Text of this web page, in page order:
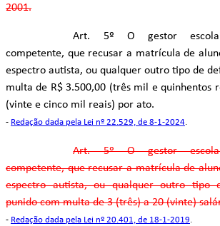
2001.
Art. 5º O gestor
competente, que recusar a matrícula de
espectro autista, ou qualquer outro tipo de
multa de R$ 3.500,00 (três mil e quinhentos
(vinte e cinco mil reais) por ato.
- Redação dada pela Lei nº 22.529, de 8-1-2024.
Art. 5º O gestor
competente, que recusar a matrícula de
espectro autista, ou qualquer outro tipo
punido com multa de 3 (três) a 20 (vinte)
- Redação dada pela Lei nº 20.401, de 18-1-2019.